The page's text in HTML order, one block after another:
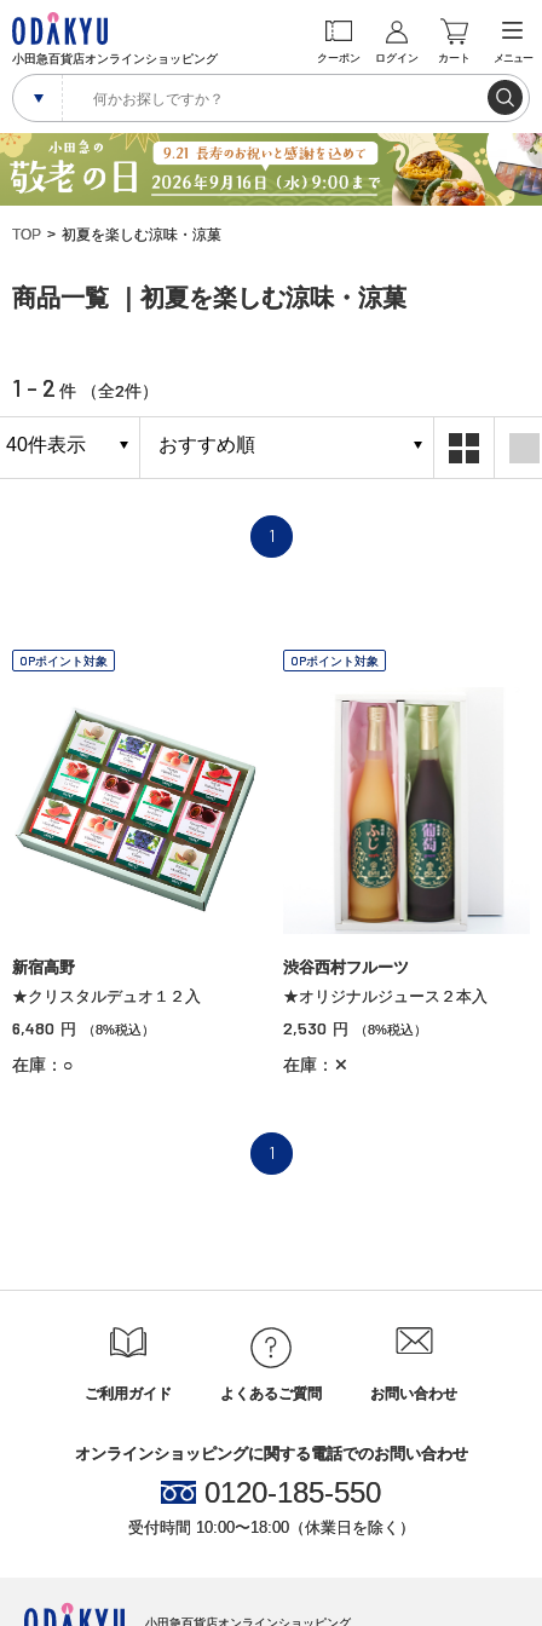
小田急百貨店オンラインショッピング クーポン ログイン カート メニュー
TOP 初夏を楽しむ涼味・涼菓
商品一覧 ｜初夏を楽しむ涼味・涼菓
1 - 2 件 （全2件）
1
OPポイント対象
新宿高野
★クリスタルデュオ１２入
6,480 円 （8%税込）
在庫：○
OPポイント対象
渋谷西村フルーツ
★オリジナルジュース２本入
2,530 円 （8%税込）
在庫：✕
1
ご利用ガイド よくあるご質問 お問い合わせ
オンラインショッピングに関する電話でのお問い合わせ
0120-185-550
受付時間 10:00〜18:00（休業日を除く）
小田急百貨店オンラインショッピング